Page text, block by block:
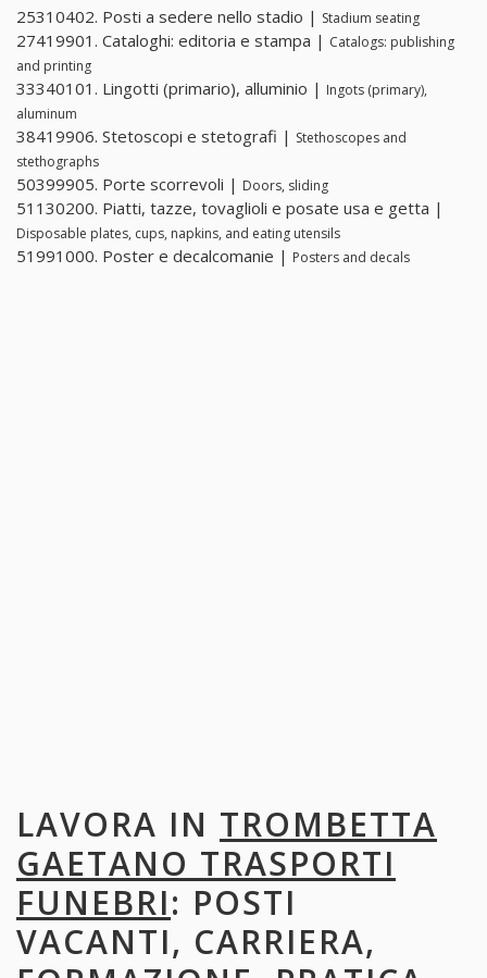
25310402. Posti a sedere nello stadio | Stadium seating
27419901. Cataloghi: editoria e stampa | Catalogs: publishing
and printing
33340101. Lingotti (primario), alluminio | Ingots (primary),
aluminum
38419906. Stetoscopi e stetografi | Stethoscopes and
stethographs
50399905. Porte scorrevoli | Doors, sliding
51130200. Piatti, tazze, tovaglioli e posate usa e getta |
Disposable plates, cups, napkins, and eating utensils
51991000. Poster e decalcomanie | Posters and decals
LAVORA IN TROMBETTA
GAETANO TRASPORTI
FUNEBRI: POSTI
VACANTI, CARRIERA,